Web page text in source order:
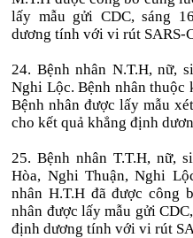
lấy mẫu gửi CDC, sáng
dương tính với vi rút SARS-
24. Bệnh nhân N.T.H, nữ,
Nghi Lộc. Bệnh nhân thuộc
Bệnh nhân được lấy mẫu
cho kết quả khẳng định
25. Bệnh nhân T.T.H, nữ,
Hòa, Nghi Thuận, Nghi
nhân H.T.H đã được công
nhân được lấy mẫu gửi
định dương tính với vi rút